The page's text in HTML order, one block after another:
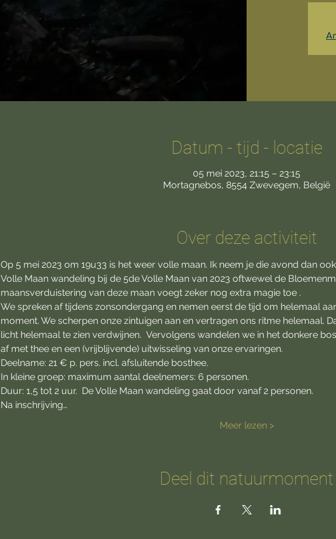
Datum - tijd - locatie
05 mei 2023, 21:15 – 23:15
Mortagnebos, 8554 Zwevegem, België
Over deze activiteit
Op 5 mei 2023 om 19u33 is het weer volle maan. Ik neem je die avond dan
Volle Maan wandeling bij de 5de Volle Maan van 2023 oftwewel de
maansverduistering van deze maan voegt zeker nog extra magie toe .
We spreken af tijdens zonsondergang en nemen eerst de tijd om helemaal
moment. We scherpen onze zintuigen aan en vertragen ons ritme helemaal.
licht helemaal te zien verdwijnen.  Vervolgens wandelen we in het donkere
af met thee en een (vrijblijvende) uitwisseling van onze ervaringen.
Deelname: 21 € p. pers. incl. afsluitende bosthee.
In kleine groep: maximum aantal deelnemers: 6 personen.
Duur: 1,5 tot 2 uur.  De Volle Maan wandeling gaat door vanaf 2 personen.
Na inschrijving…
Meer lezen >
Deel dit natuurmoment